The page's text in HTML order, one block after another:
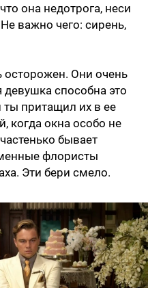
она недотрога, неси
важно чего: сирень,
осторожен. Они очень
девушка способна это
притащил их в ее
когда окна особо не
бывает
флористы
Эти бери смело.